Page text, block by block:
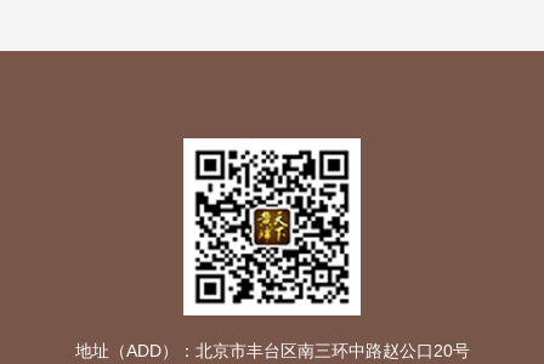
地址（ADD）：北京市丰台区南三环中路赵公口20号